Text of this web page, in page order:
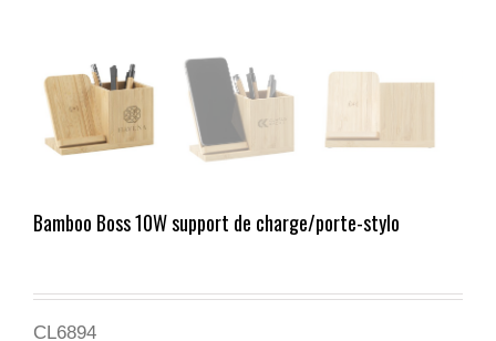
Bamboo Boss 10W support de charge/porte-stylo
CL6894